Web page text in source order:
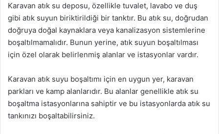
Karavan atık su deposu, özellikle tuvalet, lavabo ve duş
gibi atık suyun biriktirildiği bir tanktır. Bu atık su, doğrudan
doğruya doğal kaynaklara veya kanalizasyon sistemlerine
boşaltılmamalıdır. Bunun yerine, atık suyun boşaltılması
için özel olarak belirlenmiş alanlar ve istasyonlar vardır.
Karavan atık suyu boşaltımı için en uygun yer, karavan
parkları ve kamp alanlarıdır. Bu alanlar genellikle atık su
boşaltma istasyonlarına sahiptir ve bu istasyonlarda atık su
tankınızı boşaltabilirsiniz.